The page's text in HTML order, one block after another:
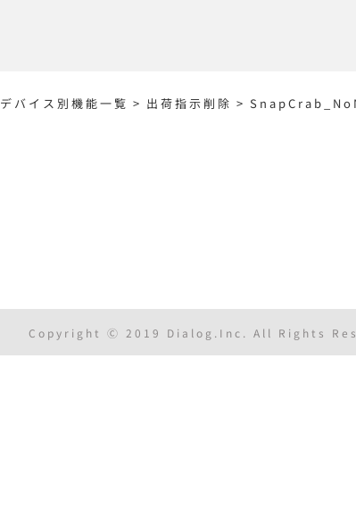
デバイス別機能一覧 > 出荷指示削除 >
Copyright Ⓒ 2019 Dialog.Inc. All Rights